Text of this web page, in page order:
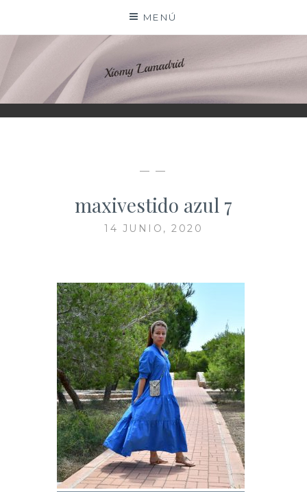
contenido
MENÚ
XIOMY LAMADRID
— —
maxivestido azul 7
14 JUNIO, 2020